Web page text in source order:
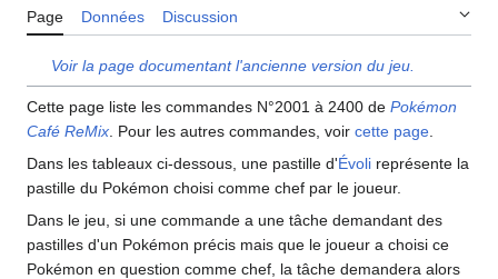
Page Données Discussion
Voir la page documentant l'ancienne version du jeu.
Cette page liste les commandes N°2001 à 2400 de Pokémon
Café ReMix . Pour les autres commandes, voir cette page
Dans les tableaux ci-dessous, une pastille d'Évoli représente la
pastille du Pokémon choisi comme chef par le joueur.
Dans le jeu, si une commande a une tâche demandant des
pastilles d'un Pokémon précis mais que le joueur a choisi ce
Pokémon en question comme chef, la tâche demandera alors